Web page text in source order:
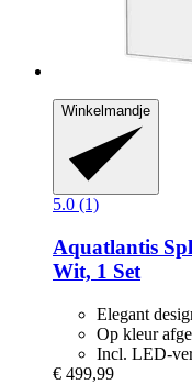
Winkelmandje
5.0 (1)
Aquatlantis
Wit, 1 Set
Elegant
Op kleur
Incl. LED-
€ 499,99